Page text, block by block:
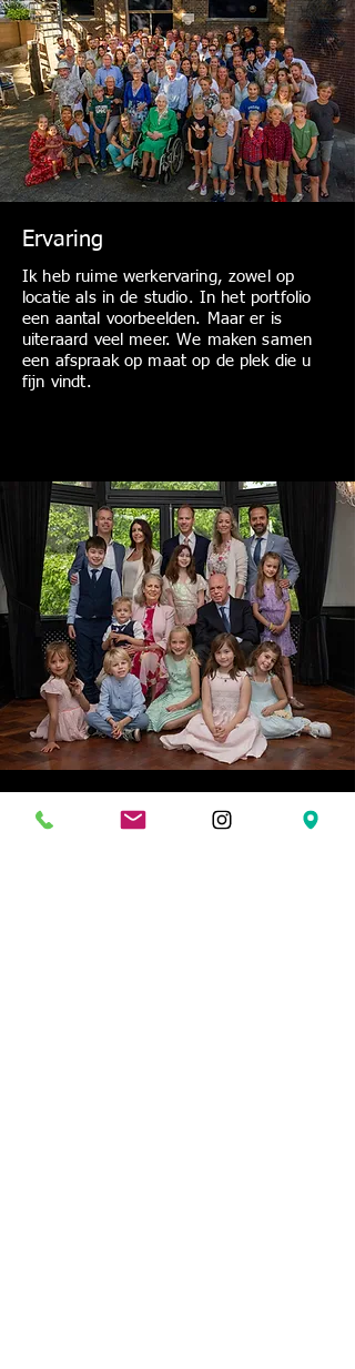
Ervaring
Ik heb ruime werkervaring, zowel op
locatie als in de studio. In het portfolio
een aantal voorbeelden. Maar er is
uiteraard veel meer. We maken samen
een afspraak op maat op de plek die u
fijn vindt.